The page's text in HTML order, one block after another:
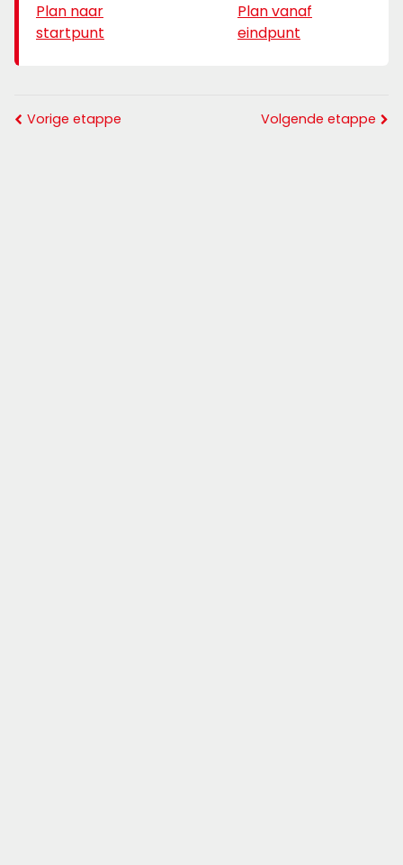
Plan naar
startpunt
Plan vanaf
eindpunt
Vorige etappe Volgende etappe